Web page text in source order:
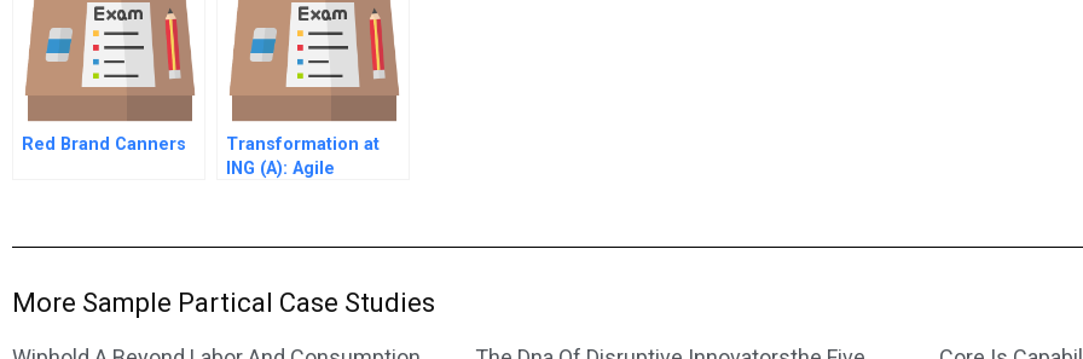
Red Brand Canners
Transformation at
ING (A): Agile
More Sample Partical Case Studies